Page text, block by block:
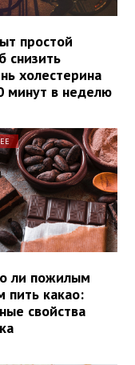
простой
снизить
холестерина
минут в неделю
ли пожилым
пить какао:
свойства